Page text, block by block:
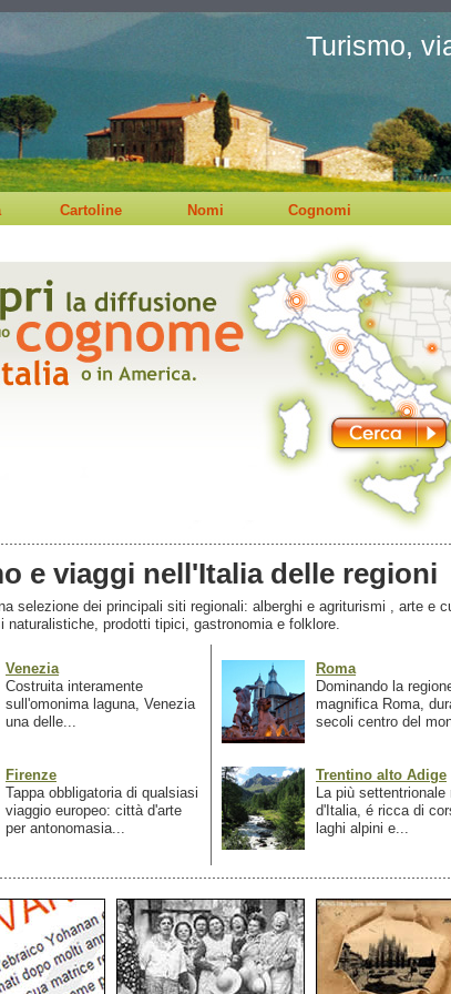
Turismo,
Cartoline Nomi Cognomi
e viaggi nell'Italia delle regioni
selezione dei principali siti regionali: alberghi e agriturismi , arte e
naturalistiche, prodotti tipici, gastronomia e folklore.
Venezia
Costruita interamente
sull'omonima laguna, Venezia
una delle...
Firenze
Tappa obbligatoria di qualsiasi
viaggio europeo: città d'arte
per antonomasia...
Roma
Dominando la
magnifica Roma,
secoli centro del
Trentino alto Adige
La più settentrionale
d'Italia, é ricca di
laghi alpini e...